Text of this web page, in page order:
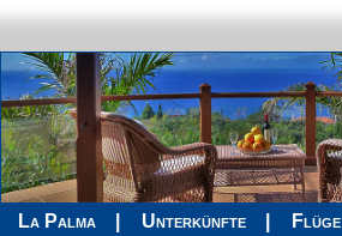
La Palma Unterkünfte Flüge